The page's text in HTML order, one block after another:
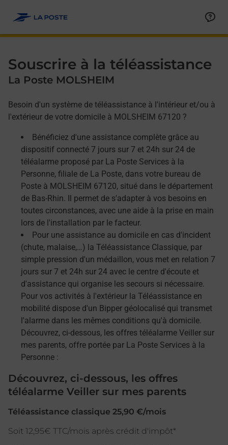
Souscrire à la téléassistance
La Poste MOLSHEIM
Besoin d'un système de téléassistance à l'intérieur et/ou à
l'extérieur de votre domicile à MOLSHEIM 67120 ?
Bénéficiez d'une assistance complète grâce au
dispositif connecté 7 jours sur 7 et 24h sur 24 de
téléalarme proposé par La Poste Services à la
Personne, filiale de La Poste, dans votre bureau de
Poste à MOLSHEIM 67120, situé dans le département
de Bas-Rhin. Il permet de s'adapter à vos besoins en
toutes circonstances, avec une aide à la prise en main
lors de l'installation par le facteur.
Pour une assistance au domicile en cas d'incident
(chute, malaise,…) la Téléassistance Classique, par
simple pression d'un médaillon, vous met en relation 7
jours sur 7 et 24h sur 24 avec le centre d'écoute et
d'assistance qui organise les secours si nécessaire.
Pour vos activités à l'extérieur la Téléassistance en
mobilité dispose d'un Bipper géolocalisé qui transmet
l'alarme dans les mêmes conditions qu'à domicile.
Découvrez, ci-dessous, les offres téléalarme Veiller sur
mes parents, offre portée par La Poste Services à la
Personne :
Découvrez, ci-dessous, les offres
téléalarme Veiller sur mes parents
Téléassistance classique 25,90 €/mois
Soit 12,95€ TTC/mois après crédit d'impôt*